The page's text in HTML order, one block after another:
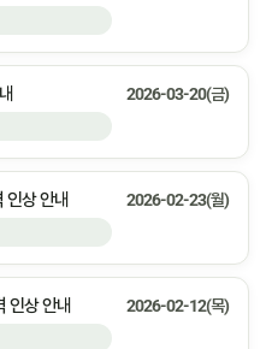
2026-03-20(금)
인상 안내 2026-02-23(월)
인상 안내 2026-02-12(목)